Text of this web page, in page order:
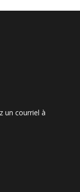
un courriel à